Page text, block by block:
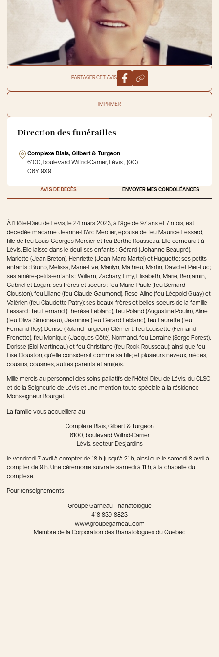
PARTAGER CET AVIS
IMPRIMER
Direction des funérailles
Complexe Blais, Gilbert & Turgeon
6100, boulevard Wilfrid-Carrier, Lévis , (QC)
G6Y 9X9
AVIS DE DÉCÈS ENVOYER MES CONDOLÉANCES
À l'Hôtel-Dieu de Lévis, le 24 mars 2023, à l'âge de 97 ans et 7 mois, est
décédée madame Jeanne-D'Arc Mercier, épouse de feu Maurice Lessard,
fille de feu Louis-Georges Mercier et feu Berthe Rousseau. Elle demeurait à
Lévis. Elle laisse dans le deuil ses enfants : Gérard (Johanne Beaupré),
Mariette (Jean Breton), Henriette (Jean-Marc Martel) et Huguette; ses petits-
enfants : Bruno, Mélissa, Marie-Eve, Marilyn, Mathieu, Martin, David et Pier-Luc;
ses arrière-petits-enfants : William, Zachary, Emy, Elisabeth, Marie, Benjamin,
Gabriel et Logan; ses frères et soeurs : feu Marie-Paule (feu Bernard
Clouston), feu Liliane (feu Claude Gaumond), Rose-Aline (feu Léopold Guay) et
Valérien (feu Claudette Patry); ses beaux-frères et belles-soeurs de la famille
Lessard : feu Fernand (Thérèse Leblanc), feu Roland (Augustine Poulin), Aline
(feu Oliva Simoneau), Jeannine (feu Gérard Leblanc), feu Laurette (feu
Fernand Roy), Denise (Roland Turgeon), Clément, feu Louisette (Fernand
Frenette), feu Monique (Jacques Côté), Normand, feu Lorraine (Serge Forest),
Dorisse (Eloi Martineau) et feu Christiane (feu Rock Rousseau); ainsi que feu
Lise Clouston, qu'elle considérait comme sa fille; et plusieurs neveux, nièces,
cousins, cousines, autres parents et ami(e)s.
Mille mercis au personnel des soins palliatifs de l'Hôtel-Dieu de Lévis, du CLSC
et de la Seigneurie de Lévis et une mention toute spéciale à la résidence
Monseigneur Bourget.
La famille vous accueillera au
Complexe Blais, Gilbert & Turgeon
6100, boulevard Wilfrid-Carrier
Lévis, secteur Desjardins
le vendredi 7 avril à compter de 18 h jusqu'à 21 h, ainsi que le samedi 8 avril à
compter de 9 h. Une cérémonie suivra le samedi à 11 h, à la chapelle du
complexe.
Pour renseignements :
Groupe Garneau Thanatologue
418 839-8823
www.groupegarneau.com
Membre de la Corporation des thanatologues du Québec